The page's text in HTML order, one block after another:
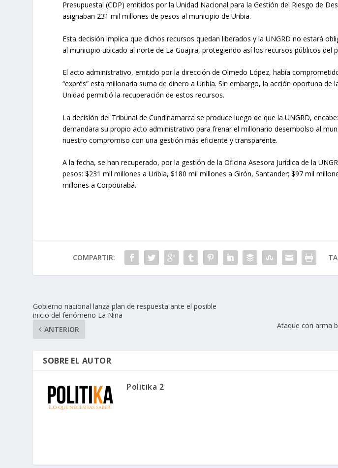
Presupuestal (CDP) emitidos por la Unidad Nacional para la Gestión del Riesgo de
asignaban 231 mil millones de pesos al municipio de Uribia.
Esta decisión implica que dichos recursos quedan liberados y la UNGRD no estará
al municipio ubicado al norte de La Guajira, protegiendo así los recursos públicos del
El acto administrativo, emitido por la dirección de Olmedo López, había
“exprés” esta millonaria suma de dinero a Uribia. Sin embargo, la acción oportuna de
Unidad permitió la recuperación de estos recursos.
La decisión del Tribunal de Cundinamarca se produce luego de que la UNGRD,
demandara su propio acto administrativo para frenar el millonario desembolso al
nuestro compromiso con una gestión más eficiente y transparente.
A la fecha, se han recuperado, por la gestión de la Oficina Asesora Jurídica de la
pesos: $231 mil millones a Uribia, $180 mil millones a Girón, Santander; $97 mil
millones a Corpourabá.
COMPARTIR:
Gobierno nacional lanza plan de respuesta ante el posible
inicio del fenómeno La Niña
ANTERIOR
Ataque con arma
SOBRE EL AUTOR
Politika 2